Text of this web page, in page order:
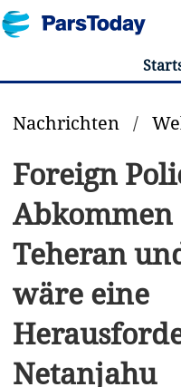
Nachrichten /
Foreign
Teheran
wäre eine
Netanjahu